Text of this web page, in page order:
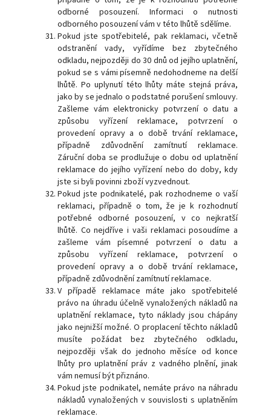
odborné posouzení. Informaci o nutnosti
odborného posouzení vám v této lhůtě sdělíme.
Pokud jste spotřebitelé, pak reklamaci, včetně
odstranění vady, vyřídíme bez zbytečného
odkladu, nejpozději do 30 dnů od jejího uplatnění,
pokud se s vámi písemně nedohodneme na delší
lhůtě. Po uplynutí této lhůty máte stejná práva,
jako by se jednalo o podstatné porušení smlouvy.
Zašleme vám elektronicky potvrzení o datu a
způsobu vyřízení reklamace, potvrzení o
provedení opravy a o době trvání reklamace,
případně zdůvodnění zamítnutí reklamace.
Záruční doba se prodlužuje o dobu od uplatnění
reklamace do jejího vyřízení nebo do doby, kdy
jste si byli povinni zboží vyzvednout.
Pokud jste podnikatelé, pak rozhodneme o vaší
reklamaci, případně o tom, že je k rozhodnutí
potřebné odborné posouzení, v co nejkratší
lhůtě. Co nejdříve i vaši reklamaci posoudíme a
zašleme vám písemné potvrzení o datu a
způsobu vyřízení reklamace, potvrzení o
provedení opravy a o době trvání reklamace,
případně zdůvodnění zamítnutí reklamace.
V případě reklamace máte jako spotřebitelé
právo na úhradu účelně vynaložených nákladů na
uplatnění reklamace, tyto náklady jsou chápány
jako nejnižší možné. O proplacení těchto nákladů
musíte požádat bez zbytečného odkladu,
nejpozději však do jednoho měsíce od konce
lhůty pro uplatnění práv z vadného plnění, jinak
vám nemusí být přiznáno.
Pokud jste podnikatel, nemáte právo na náhradu
nákladů vynaložených v souvislosti s uplatněním
reklamace.